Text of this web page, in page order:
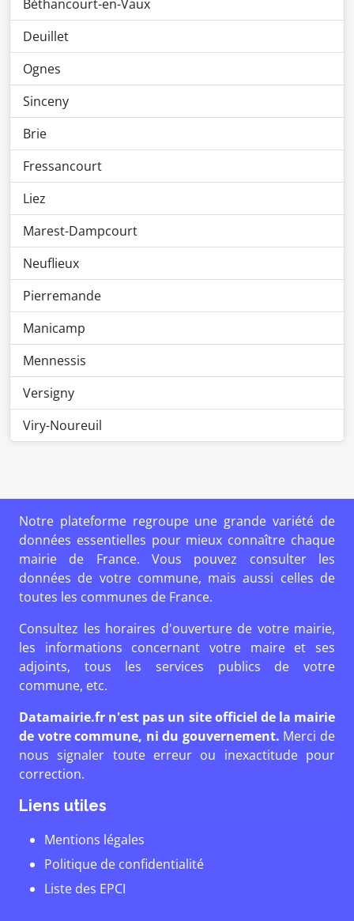
Béthancourt-en-Vaux
Deuillet
Ognes
Sinceny
Brie
Fressancourt
Liez
Marest-Dampcourt
Neuflieux
Pierremande
Manicamp
Mennessis
Versigny
Viry-Noureuil
Notre plateforme regroupe une grande variété de
données essentielles pour mieux connaître chaque
mairie de France. Vous pouvez consulter les
données de votre commune, mais aussi celles de
toutes les communes de France.
Consultez les horaires d'ouverture de votre mairie,
les informations concernant votre maire et ses
adjoints, tous les services publics de votre
commune, etc.
Datamairie.fr n'est pas un site officiel de la mairie
de votre commune, ni du gouvernement. Merci de
nous signaler toute erreur ou inexactitude pour
correction.
Liens utiles
Mentions légales
Politique de confidentialité
Liste des EPCI